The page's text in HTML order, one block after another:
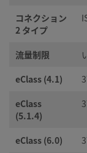
コネクション
2 タイプ
流量制限
eClass (4.1)
eClass
(5.1.4)
eClass (6.0)